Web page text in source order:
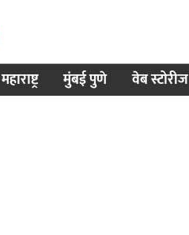
महाराष्ट्र मुंबई पुणे वेब स्टोरीज